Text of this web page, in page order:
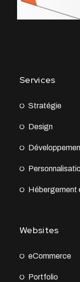
Services
Stratégie
Design
Hébergement
Websites
eCommerce
Portfolio